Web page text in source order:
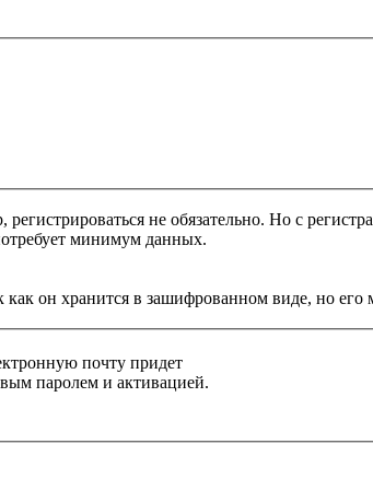
не обязательно. Но с
минимум данных.
он хранится в зашифрованном виде, но
почту придет
паролем и активацией.